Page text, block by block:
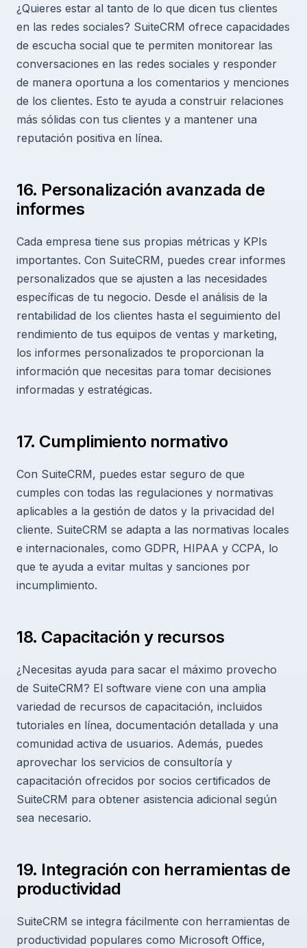
¿Quieres estar al tanto de lo que dicen tus clientes
en las redes sociales? SuiteCRM ofrece capacidades
de escucha social que te permiten monitorear las
conversaciones en las redes sociales y responder
de manera oportuna a los comentarios y menciones
de los clientes. Esto te ayuda a construir relaciones
más sólidas con tus clientes y a mantener una
reputación positiva en línea.
16. Personalización avanzada de
informes
Cada empresa tiene sus propias métricas y KPIs
importantes. Con SuiteCRM, puedes crear informes
personalizados que se ajusten a las necesidades
específicas de tu negocio. Desde el análisis de la
rentabilidad de los clientes hasta el seguimiento del
rendimiento de tus equipos de ventas y marketing,
los informes personalizados te proporcionan la
información que necesitas para tomar decisiones
informadas y estratégicas.
17. Cumplimiento normativo
Con SuiteCRM, puedes estar seguro de que
cumples con todas las regulaciones y normativas
aplicables a la gestión de datos y la privacidad del
cliente. SuiteCRM se adapta a las normativas locales
e internacionales, como GDPR, HIPAA y CCPA, lo
que te ayuda a evitar multas y sanciones por
incumplimiento.
18. Capacitación y recursos
¿Necesitas ayuda para sacar el máximo provecho
de SuiteCRM? El software viene con una amplia
variedad de recursos de capacitación, incluidos
tutoriales en línea, documentación detallada y una
comunidad activa de usuarios. Además, puedes
aprovechar los servicios de consultoría y
capacitación ofrecidos por socios certificados de
SuiteCRM para obtener asistencia adicional según
sea necesario.
19. Integración con herramientas de
productividad
SuiteCRM se integra fácilmente con herramientas de
productividad populares como Microsoft Office,